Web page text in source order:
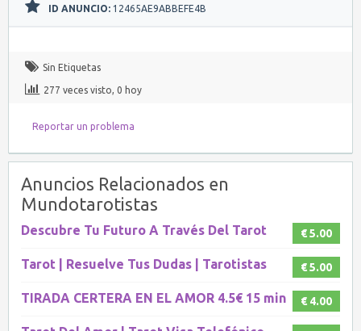
ID ANUNCIO: 12465AE9ABBEFE4B
Sin Etiquetas
277 veces visto, 0 hoy
Reportar un problema
Anuncios Relacionados en
Mundotarotistas
€ 5.00
Descubre Tu Futuro A Través Del Tarot
€ 5.00
Tarot | Resuelve Tus Dudas | Tarotistas
€ 4.00
TIRADA CERTERA EN EL AMOR 4.5€ 15 min